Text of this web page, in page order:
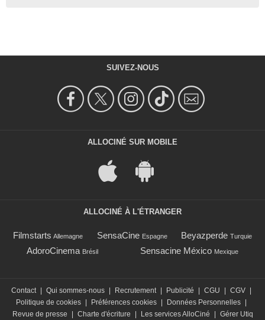
SUIVEZ-NOUS
ALLOCINÉ SUR MOBILE
ALLOCINÉ À L'ÉTRANGER
Filmstarts Allemagne SensaCine Espagne Beyazperde Turquie
AdoroCinema Brésil Sensacine México Mexique
Contact Qui sommes-nous Recrutement Publicité CGU CGV
Politique de cookies
Préférences cookies Données Personnelles
Revue de presse
Charte d'écriture Les services AlloCiné Gérer Utiq